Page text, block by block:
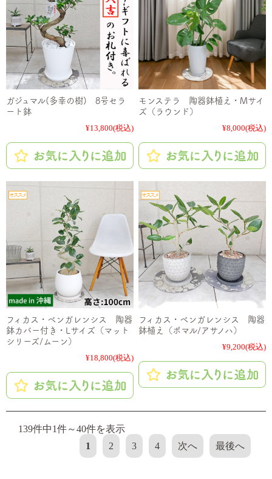
ガジュマル(多幸の樹) 8号セラ
ート鉢
¥13,800(税込)
モンステラ 陶器鉢植え・Mサイ
ズ（ラウンド）
¥8,000(税込)
フィカス・ベンガレンシス 陶器
鉢カバー付き・Lサイズ（マット
シリーズ/ムーン）
¥18,800(税込)
フィカス・ベンガレンシス 陶器
鉢植え（ポマル/アサノハ）
¥9,200(税込)
139件中1件～40件を表示
1 2 3 4 次へ 最後へ